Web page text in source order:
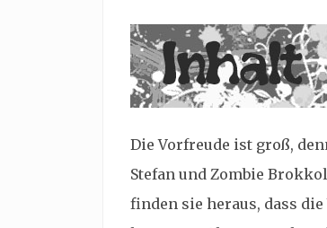
Die Vorfreude ist groß,
Stefan und Zombie
finden sie heraus, dass